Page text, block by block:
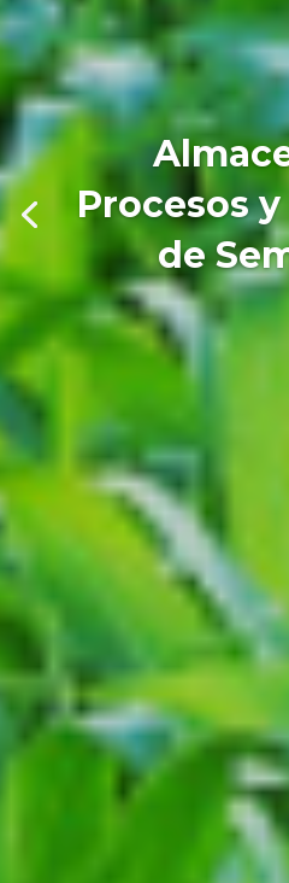
Procesos
de